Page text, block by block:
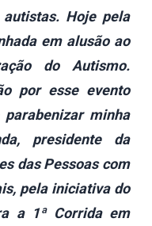
Hoje pela
em alusão ao
do Autismo.
por esse evento
minha
presidente da
das Pessoas com
pela iniciativa do
a 1ª Corrida em